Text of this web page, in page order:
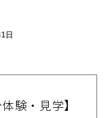
日
験・見学】